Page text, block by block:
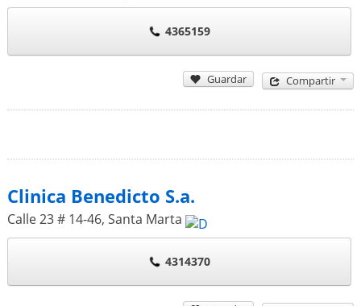
4365159
Guardar Compartir
Clinica Benedicto S.a.
Calle 23 # 14-46, Santa Marta
4314370